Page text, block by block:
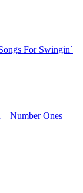
For Swingin`
Number Ones